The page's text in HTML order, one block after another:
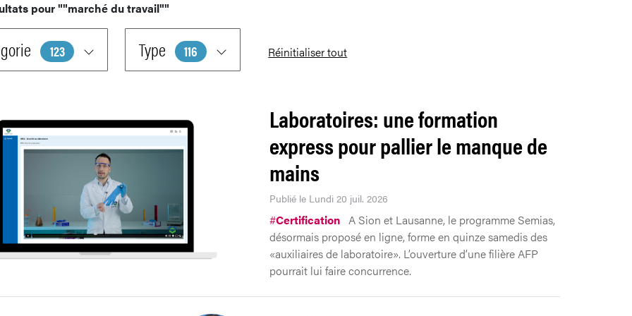
pour""marché du travail""
123 Type 116 Réinitialiser tout
Laboratoires: une formation
express pour pallier le manque de
mains
Publié le Lundi 20 juil. 2026
#Certification A Sion et Lausanne, le programme Semias,
désormais proposé en ligne, forme en quinze samedis des
«auxiliaires de laboratoire». L’ouverture d’une filière AFP
pourrait lui faire concurrence.